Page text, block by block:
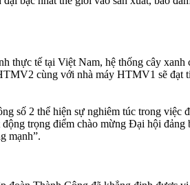
tế tại Việt Nam, hệ thống cây
cùng với nhà máy HTMV1 sẽ đạt
2 thể hiện sự nghiêm túc trong việc
trọng điểm chào mừng Đại hội
mạnh”.